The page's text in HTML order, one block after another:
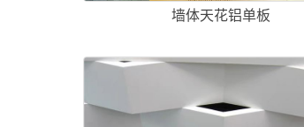
墙体天花铝单板